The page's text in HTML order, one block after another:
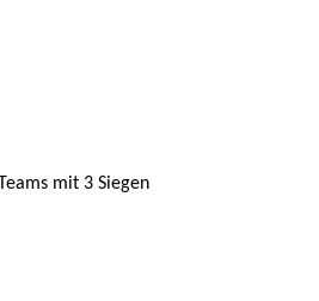
mit 3 Siegen